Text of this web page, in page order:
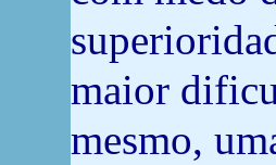
maior
mesmo,